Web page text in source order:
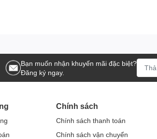
Bạn muốn nhận khuyến mãi đặc biệt?
Đăng ký ngay.
Chính sách
Chính sách thanh toán
Chính sách vận chuyển